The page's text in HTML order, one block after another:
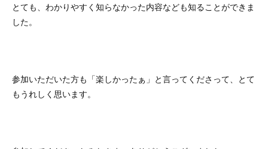
とても、わかりやすく知らなかった内容なども知ることができま
した。
参加いただいた方も「楽しかったぁ」と言ってくださって、とて
もうれしく思います。